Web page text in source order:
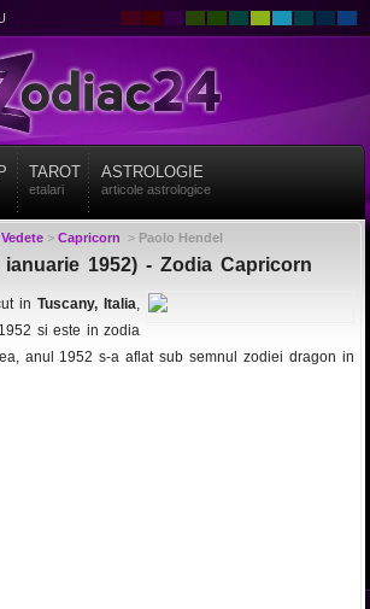
TAROT
etalari
ASTROLOGIE
articole astrologice
> Capricorn > Paolo Hendel
1952) - Zodia Capricorn
inTuscany, Italia,
si este in zodia
anul 1952 s-a aflat sub semnul zodiei dragon in